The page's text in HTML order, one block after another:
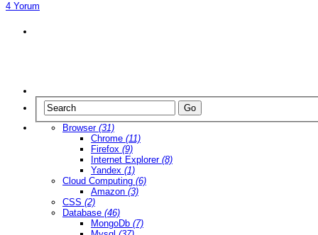
4 Yorum
Browser (31)
Chrome (11)
Firefox (9)
Internet Explorer (8)
Yandex (1)
Cloud Computing (6)
Amazon (3)
CSS (2)
Database (46)
MongoDb (7)